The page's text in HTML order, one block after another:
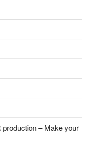
– Make your